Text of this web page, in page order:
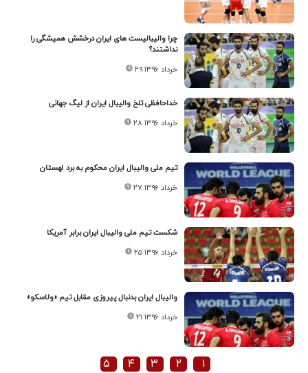
چرا والیبالیست های ایران درخشش همیشگی را
نداشتند؟
۲۹ خرداد ۱۳۹۶
خداحافظی تلخ والیبال ایران از لیگ جهانی
۲۸ خرداد ۱۳۹۶
تیم ملی والیبال ایران محکوم به برد لهستان
۲۷ خرداد ۱۳۹۶
شکست تیم ملی والیبال ایران برابر آمریکا
۲۵ خرداد ۱۳۹۶
والیبال ایران بدنبال پیروزی مقابل تیم «ولاسکو»
۲۱ خرداد ۱۳۹۶
۱ ۲ ۳ ۴ ۵